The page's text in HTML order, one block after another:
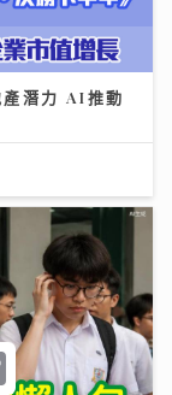
潛力 AI推動
C
o